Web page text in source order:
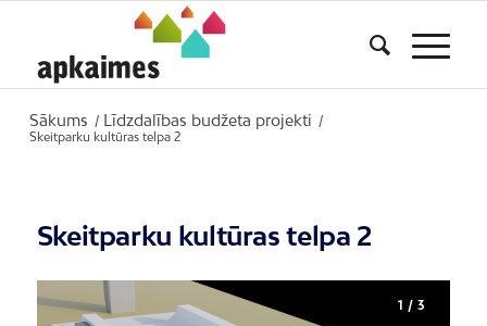
Sākums / Līdzdalības budžeta projekti
/
Skeitparku kultūras telpa 2
Skeitparku kultūras telpa 2
1 / 3